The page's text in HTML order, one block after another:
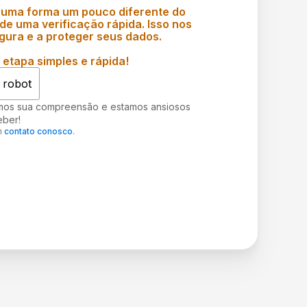
forma um pouco diferente do
uma verificação rápida. Isso nos
e a proteger seus dados.
simples e rápida!
robot
sua compreensão e estamos ansiosos
contato conosco.